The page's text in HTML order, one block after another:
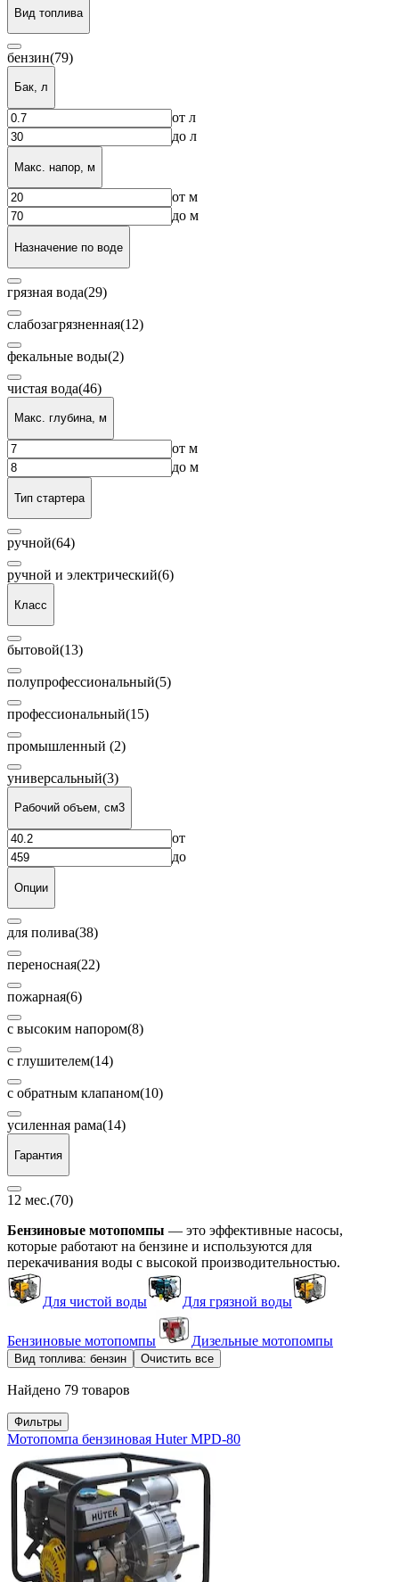
Вид топлива
бензин(79)
Бак, л
от л
до л
Макс. напор, м
от м
до м
Назначение по воде
грязная вода(29)
слабозагрязненная(12)
фекальные воды(2)
чистая вода(46)
Макс. глубина, м
от м
до м
Тип стартера
ручной(64)
ручной и электрический(6)
Класс
бытовой(13)
полупрофессиональный(5)
профессиональный(15)
промышленный (2)
универсальный(3)
Рабочий объем, см3
от
до
Опции
для полива(38)
переносная(22)
пожарная(6)
с высоким напором(8)
с глушителем(14)
с обратным клапаном(10)
усиленная рама(14)
Гарантия
12 мес.(70)
Бензиновые мотопомпы — это эффективные насосы,
которые работают на бензине и используются для
перекачивания воды с высокой производительностью.
Для чистой воды Для грязной воды
Бензиновые мотопомпы Дизельные мотопомпы
Вид топлива: бензин Очистить все
Найдено 79 товаров
Фильтры
Мотопомпа бензиновая Huter MPD-80